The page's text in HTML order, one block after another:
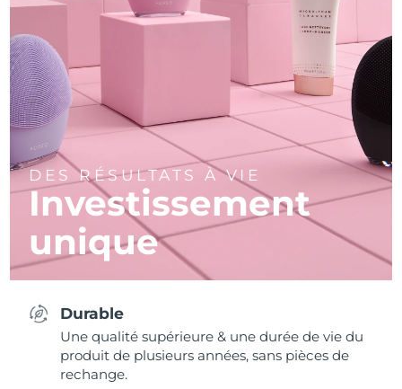
DES RÉSULTATS À VIE
Investissement
unique
Durable
Une qualité supérieure & une durée de vie du
produit de plusieurs années, sans pièces de
rechange.